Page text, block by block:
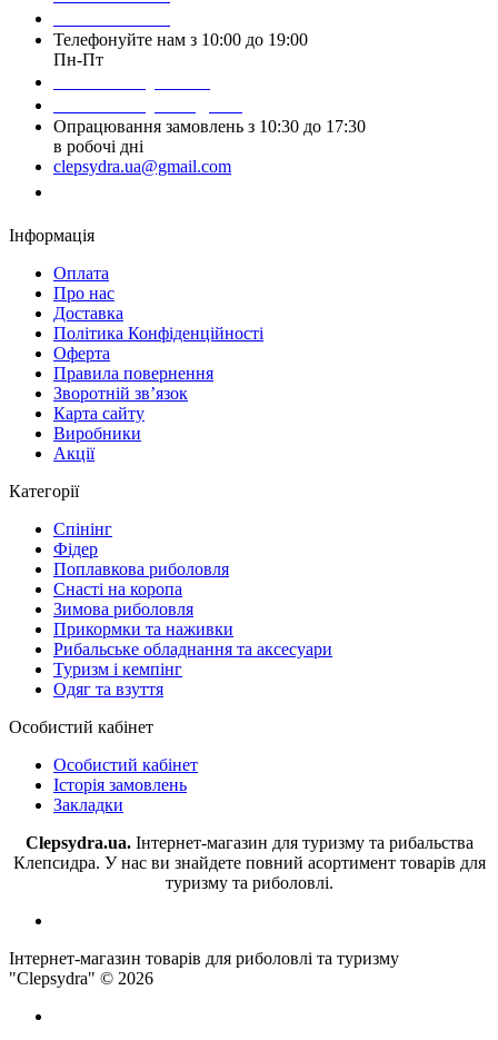
Телефонуйте нам з 10:00 до 19:00
Пн-Пт
Опрацювання замовлень з 10:30 до 17:30
в робочі дні
clepsydra.ua@gmail.com
Інформація
Оплата
Про нас
Доставка
Політика Конфіденційності
Оферта
Правила повернення
Зворотній зв’язок
Карта сайту
Виробники
Акції
Категорії
Спінінг
Фідер
Поплавкова риболовля
Снасті на коропа
Зимова риболовля
Прикормки та наживки
Рибальське обладнання та аксесуари
Туризм і кемпінг
Одяг та взуття
Особистий кабінет
Особистий кабінет
Історія замовлень
Закладки
Clepsydra.ua. Інтернет-магазин для туризму та рибальства
Клепсидра. У нас ви знайдете повний асортимент товарів для
туризму та риболовлі.
Інтернет-магазин товарів для риболовлі та туризму
"Clepsydra" © 2026